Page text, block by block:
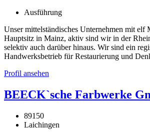
Ausführung
Unser mittelständisches Unternehmen mit elf
Hauptsitz in Mainz, aktiv sind wir in der
selektiv auch darüber hinaus. Wir sind ein
Handwerksbetrieb für Restaurierung und
Profil ansehen
BEECK`sche Farbwerke
89150
Laichingen